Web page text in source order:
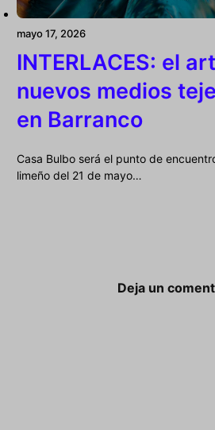
mayo 17, 2026
INTERLACES: el
nuevos medios
en Barranco
Casa Bulbo será el punto de
limeño del 21 de mayo…
Deja un